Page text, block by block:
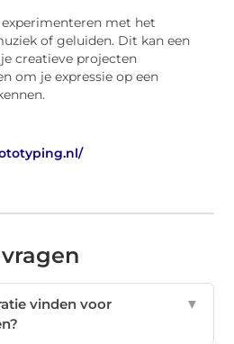
met het
of geluiden. Dit kan een
creatieve projecten
om je expressie op een
vinden voor
▼